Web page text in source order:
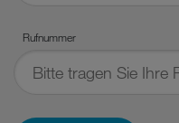
Rufnummer